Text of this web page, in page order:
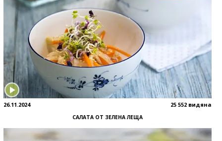
26.11.2024 25 552 видяна
САЛАТА ОТ ЗЕЛЕНА ЛЕЩА